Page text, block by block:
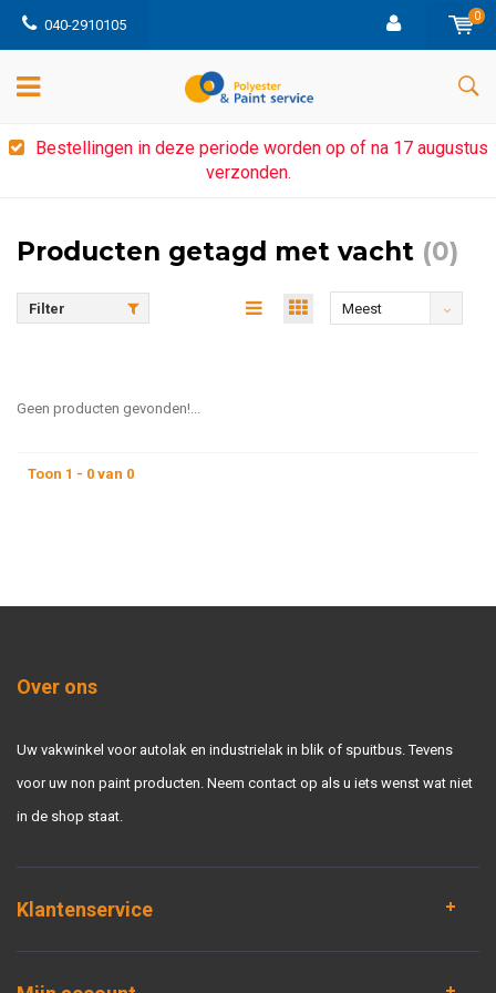
040-2910105
0
Bestellingen in deze periode worden op of na 17 augustus
verzonden.
Producten getagd met vacht (0)
Filter
Meest
Geen producten gevonden!...
Toon 1 - 0 van 0
Over ons
Uw vakwinkel voor autolak en industrielak in blik of spuitbus. Tevens
voor uw non paint producten. Neem contact op als u iets wenst wat niet
in de shop staat.
Klantenservice